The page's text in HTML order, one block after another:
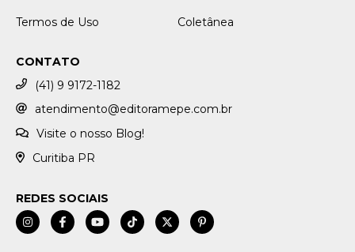
Termos de Uso Coletânea
CONTATO
(41) 9 9172-1182
atendimento@editoramepe.com.br
Visite o nosso Blog!
Curitiba PR
REDES SOCIAIS